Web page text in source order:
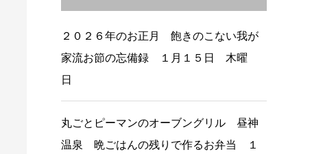
２０２６年のお正月 飽きのこない我が
家流お節の忘備録 １月１５日 木曜
日
丸ごとピーマンのオーブングリル 昼神
温泉 晩ごはんの残りで作るお弁当 １